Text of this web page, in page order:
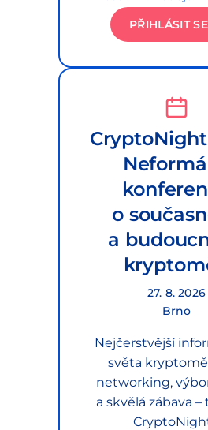
PŘIHLÁSIT SE
o
a
27. 8. 2026
Brno
Nejčerstvější
světa
networking,
a skvělá zábava –